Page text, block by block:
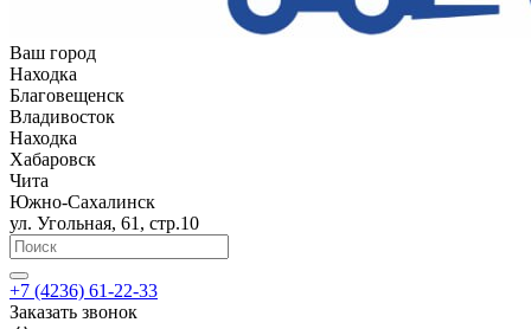
Ваш город
Находка
Благовещенск
Владивосток
Находка
Хабаровск
Чита
Южно-Сахалинск
ул. Угольная, 61, стр.10
+7 (4236) 61-22-33
Заказать звонок